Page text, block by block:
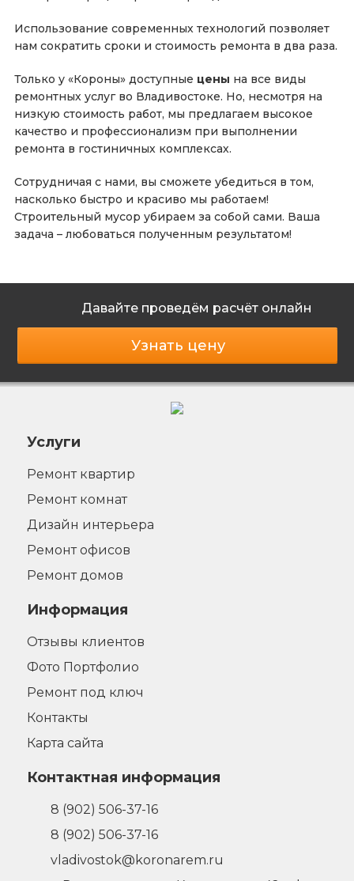
Использование современных технологий позволяет
нам сократить сроки и стоимость ремонта в два раза.
Только у «Короны» доступные цены на все виды
ремонтных услуг во Владивостоке. Но, несмотря на
низкую стоимость работ, мы предлагаем высокое
качество и профессионализм при выполнении
ремонта в гостиничных комплексах.
Сотрудничая с нами, вы сможете убедиться в том,
насколько быстро и красиво мы работаем!
Строительный мусор убираем за собой сами. Ваша
задача – любоваться полученным результатом!
Давайте проведём расчёт онлайн
Узнать цену
Услуги
Ремонт квартир
Ремонт комнат
Дизайн интерьера
Ремонт офисов
Ремонт домов
Информация
Отзывы клиентов
Фото Портфолио
Ремонт под ключ
Контакты
Карта сайта
Контактная информация
8 (902) 506-37-16
8 (902) 506-37-16
vladivostok@koronarem.ru